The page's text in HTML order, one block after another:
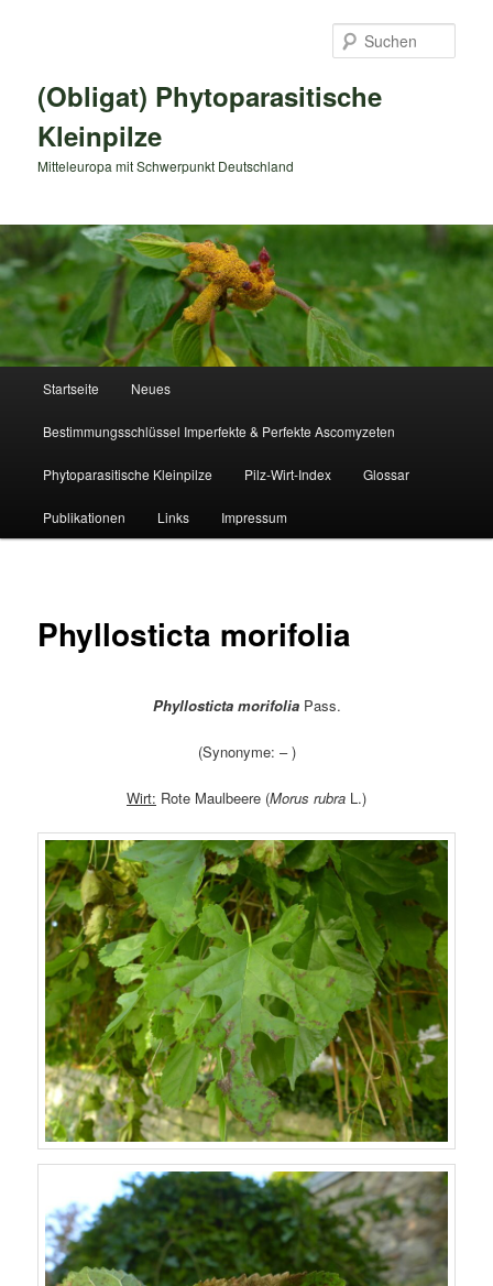
(Obligat) Phytoparasitische
Kleinpilze
Mitteleuropa mit Schwerpunkt Deutschland
Startseite Neues
Bestimmungsschlüssel Imperfekte & Perfekte Ascomyzeten
Phytoparasitische Kleinpilze Pilz-Wirt-Index Glossar
Publikationen Links Impressum
Phyllosticta morifolia
Phyllosticta morifolia Pass.
(Synonyme: – )
Wirt: Rote Maulbeere (Morus rubra L.)